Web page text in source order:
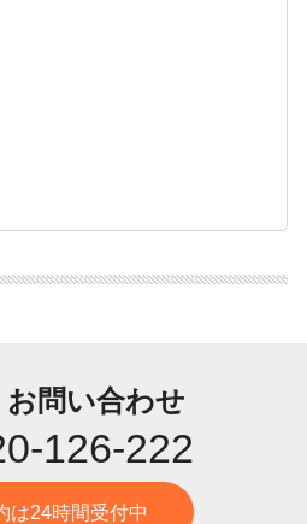
お問い合わせ
126-222
は24時間受付中